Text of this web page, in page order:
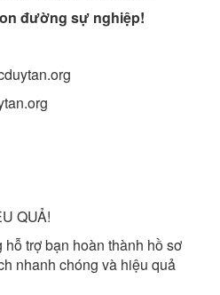
đường sự nghiệp!
QUẢ!
trợ bạn hoàn thành hồ sơ
nhanh chóng và hiệu quả